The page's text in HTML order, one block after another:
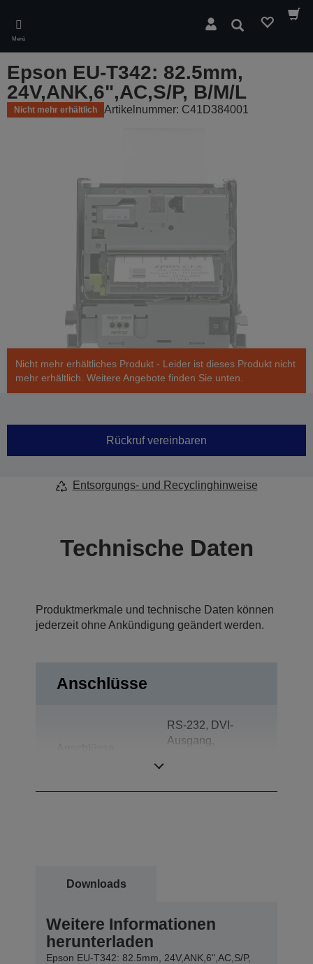
main
content
Menü
Suchen
Epson EU-T342: 82.5mm,
24V,ANK,6",AC,S/P, B/M/L
Nicht mehr erhältlich Artikelnummer: C41D384001
Nicht mehr erhältliches Produkt - Leider ist dieses Produkt nicht
mehr erhältlich. Weitere Angebote finden Sie unten.
Rückruf vereinbaren
Entsorgungs- und Recyclinghinweise
Technische Daten
Produktmerkmale und technische Daten können
jederzeit ohne Ankündigung geändert werden.
Anschlüsse
RS-232, DVI-
Ausgang,
Downloads
Weitere Informationen
herunterladen
Epson EU-T342: 82.5mm, 24V,ANK,6",AC,S/P,